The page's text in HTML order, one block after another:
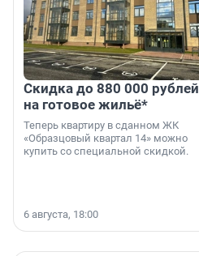
Скидка до 880 000 рублей
на готовое жильё*
Теперь квартиру в сданном ЖК
«Образцовый квартал 14» можно
купить со специальной скидкой.
6 августа, 18:00